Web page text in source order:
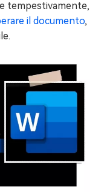
tempestivamente,
il documento,